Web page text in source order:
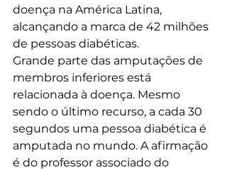
doença na América Latina,
alcançando a marca de 42 milhões
de pessoas diabéticas.
Grande parte das amputações de
membros inferiores está
relacionada à doença. Mesmo
sendo o último recurso, a cada 30
segundos uma pessoa diabética é
amputada no mundo. A afirmação
é do professor associado do